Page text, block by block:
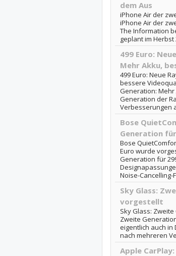
dem Aus
iPhone Air der
iPhone Air der
The Information
geplant im Herbst
499 Euro:
Mehr Akku,
499 Euro: Neue
bessere
Generation:
Generation der
Verbesserungen
Bose
Generation
Bose
Euro wurde
Generation für
Noise-Cancelling-
Sky Glass:
vorgestellt
Sky Glass:
Zweite
eigentlich auch
nach mehreren
Apple